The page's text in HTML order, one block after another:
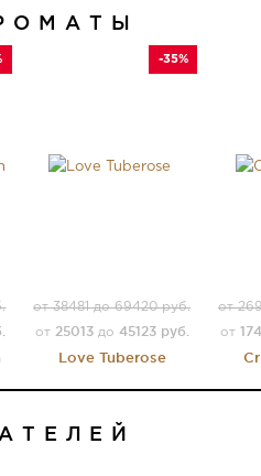
-35%
от 38481 до 69420 руб.
от 25013до 45123 руб.
Love Tuberose
от
от